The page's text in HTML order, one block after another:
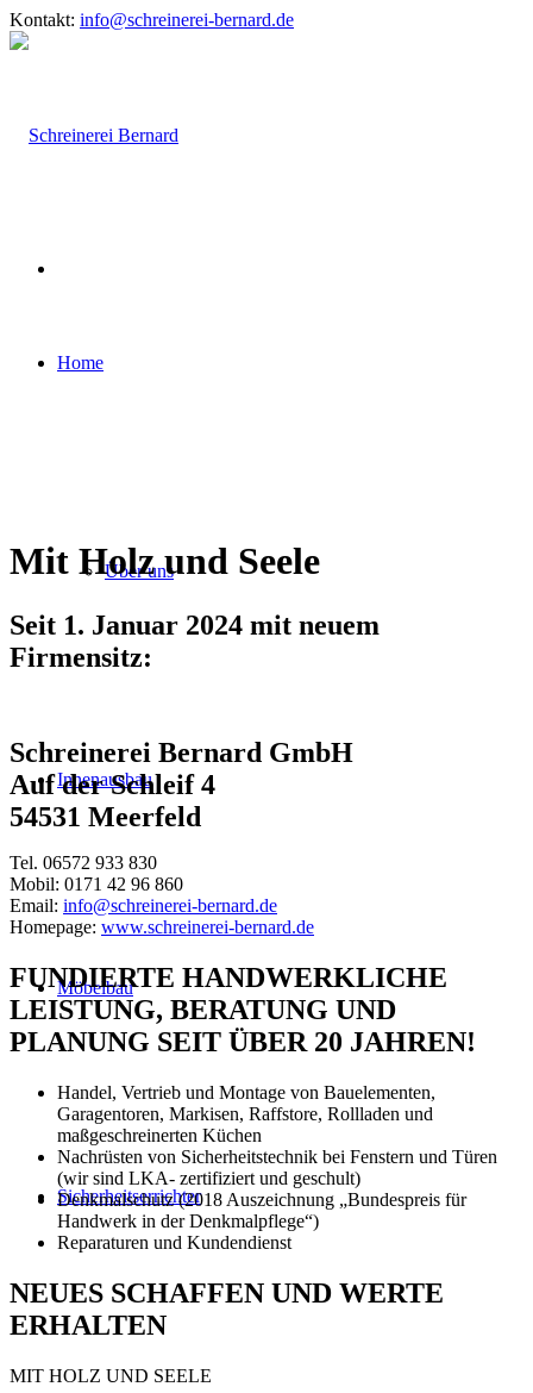
Kontakt: info@schreinerei-bernard.de
Home
Über uns
Innenausbau
Möbelbau
Sicherheitserrichter
Mit Holz und Seele
Seit 1. Januar 2024 mit neuem
Firmensitz:
Schreinerei Bernard GmbH
Auf der Schleif 4
54531 Meerfeld
Tel. 06572 933 830
Mobil: 0171 42 96 860
Email: info@schreinerei-bernard.de
Homepage: www.schreinerei-bernard.de
FUNDIERTE HANDWERKLICHE
LEISTUNG, BERATUNG UND
PLANUNG SEIT ÜBER 20 JAHREN!
Handel, Vertrieb und Montage von Bauelementen,
Garagentoren, Markisen, Raffstore, Rollladen und
maßgeschreinerten Küchen
Nachrüsten von Sicherheitstechnik bei Fenstern und Türen
(wir sind LKA- zertifiziert und geschult)
Denkmalschutz (2018 Auszeichnung „Bundespreis für
Handwerk in der Denkmalpflege“)
Reparaturen und Kundendienst
NEUES SCHAFFEN UND WERTE
ERHALTEN
MIT HOLZ UND SEELE